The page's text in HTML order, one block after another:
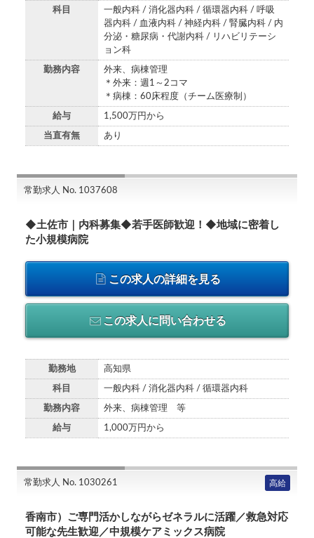
科目
一般内科 / 消化器内科 / 循環器内科 / 呼吸
器内科 / 血液内科 / 神経内科 / 腎臓内科 / 内
分泌・糖尿病・代謝内科 / リハビリテーシ
ョン科
勤務内容
外来、病棟管理
＊外来：週1～2コマ
＊病棟：60床程度（チーム医療制）
給与 1,500万円から
当直有無 あり
常勤求人 No. 1037608
◆土佐市｜内科募集◆若手医師歓迎！◆地域に密着し
た小規模病院
この求人の詳細を見る
この求人に問い合わせる
勤務地 高知県
科目 一般内科 / 消化器内科 / 循環器内科
勤務内容 外来、病棟管理 等
給与 1,000万円から
常勤求人 No. 1030261 高給
香南市）ご専門活かしながらゼネラルに活躍／救急対応
可能な先生歓迎／中規模ケアミックス病院